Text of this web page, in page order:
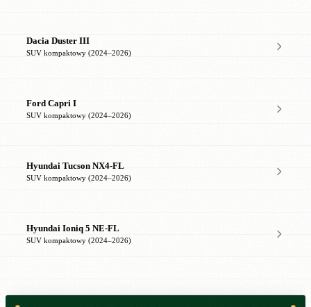
Dacia Duster III
SUV kompaktowy (2024–2026)
Ford Capri I
SUV kompaktowy (2024–2026)
Hyundai Tucson NX4-FL
SUV kompaktowy (2024–2026)
Hyundai Ioniq 5 NE-FL
SUV kompaktowy (2024–2026)